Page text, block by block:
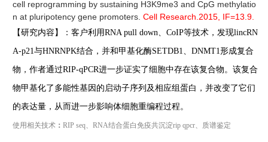
cell reprogramming by sustaining H3K9me3 and CpG methylatio
n at pluripotency gene promoters.Cell Research. 2015, IF=13.9
【研究内容】：客户利用RNA pull down、CoIP等技术，发现lincRN
A-p21与HNRNPK结合，并和甲基化酶SETDB1、DNMT1形成复合
物，作者通过RIP-qPCR进一步证实了细胞中存在该复合物。该复合
物甲基化了多能性基因的启动子序列及相应组蛋白，并改变了它们
的表达量，从而进一步影响体细胞重编程过程。
使用相关技术 ：RIPseq、RNA结合蛋白免疫共沉淀rip qpcr、质谱鉴定